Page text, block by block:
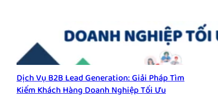
Dịch Vụ B2B Lead Generation: Giải Pháp Tìm
Kiếm Khách Hàng Doanh Nghiệp Tối Ưu